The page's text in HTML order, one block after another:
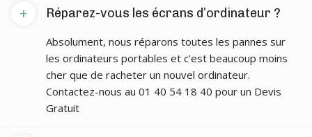
Réparez-vous les écrans d’ordinateur ?
+
Absolument, nous réparons toutes les pannes sur
les ordinateurs portables et c’est beaucoup moins
cher que de racheter un nouvel ordinateur.
Contactez-nous au 01 40 54 18 40 pour un Devis
Gratuit